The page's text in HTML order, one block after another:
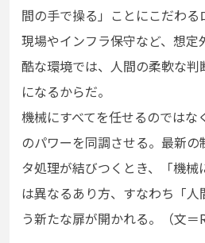
間の手で操る」ことにこだわ
現場やインフラ保守など、想定
酷な環境では、人間の柔軟な
になるからだ。
機械にすべてを任せるのではな
のパワーを同調させる。最新
タ処理が結びつくとき、「機械
は異なるあり方、すなわち「
う新たな扉が開かれる。（文＝